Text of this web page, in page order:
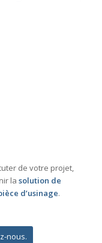
de votre projet,
la solution de
d’usinage.
nous.